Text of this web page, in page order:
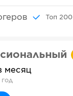
Топ 200
месяц